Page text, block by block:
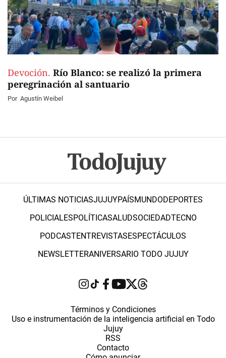
Devoción. Río Blanco: se realizó la primera
peregrinación al santuario
Por Agustín Weibel
ÚLTIMAS NOTICIASJUJUYPAÍSMUNDODEPORTES
POLICIALESPOLÍTICASALUDSOCIEDADTECNO
PODCASTENTREVISTASESPECTÁCULOS
NEWSLETTERANIVERSARIO TODO JUJUY
Términos y Condiciones
Uso e instrumentación de la inteligencia artificial en Todo
Jujuy
RSS
Contacto